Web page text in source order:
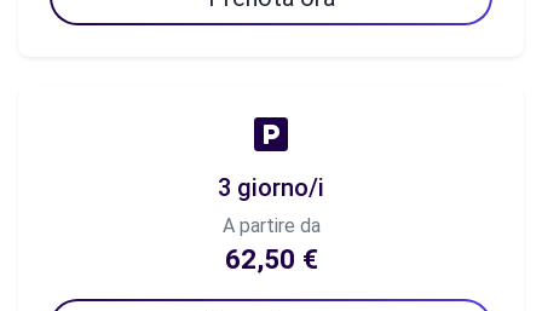
3 giorno/i
A partire da
62,50 €